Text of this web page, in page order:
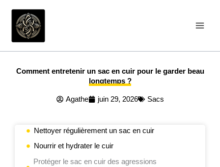
contenu
Comment entretenir un sac en cuir pour le garder beau
longtemps ?
Agathe juin 29, 2026 Sacs
Nettoyer régulièrement un sac en cuir
Nourrir et hydrater le cuir
Protéger le sac en cuir des agressions